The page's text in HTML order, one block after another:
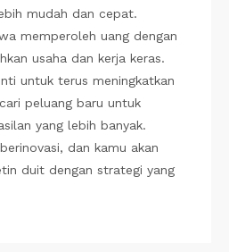
mudah dan cepat.
memperoleh uang dengan
usaha dan kerja keras.
untuk terus meningkatkan
peluang baru untuk
yang lebih banyak.
dan kamu akan
duit dengan strategi yang